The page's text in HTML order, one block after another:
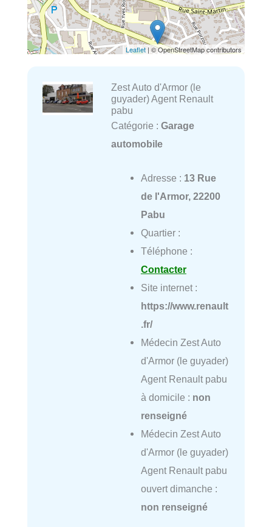
Leaflet | © OpenStreetMap contributors
Zest Auto d'Armor (le
guyader) Agent Renault
pabu
Catégorie : Garage
automobile
Adresse : 13 Rue
de l'Armor, 22200
Pabu
Quartier :
Téléphone :
Contacter
Site internet :
https://www.renault
.fr/
Médecin Zest Auto
d'Armor (le guyader)
Agent Renault pabu
à domicile : non
renseigné
Médecin Zest Auto
d'Armor (le guyader)
Agent Renault pabu
ouvert dimanche :
non renseigné